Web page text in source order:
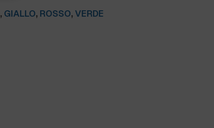
, GIALLO, ROSSO, VERDE